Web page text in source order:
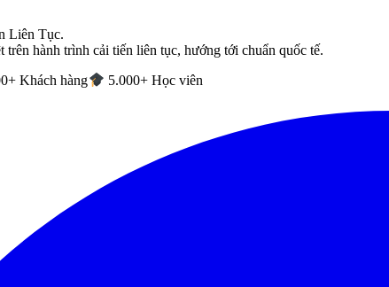
Liên Tục.
hành trình cải tiến liên tục, hướng tới chuẩn quốc tế.
Khách hàng 5.000+ Học viên